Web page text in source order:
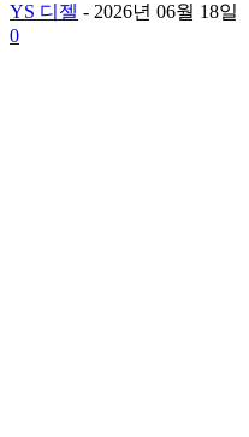
YS 디젤 - 2026년 06월 18일
0